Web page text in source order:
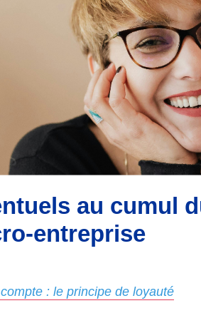
au cumul
entreprise
: le principe de loyauté